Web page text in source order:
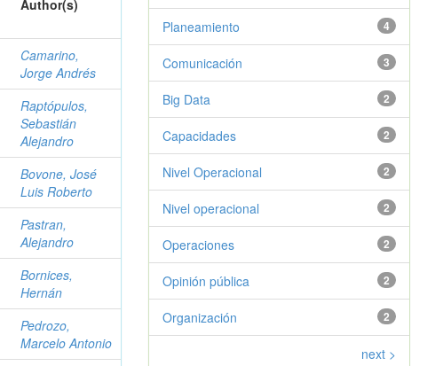
Author(s)
Camarino,
Jorge Andrés
Raptópulos,
Sebastián
Alejandro
Bovone, José
Luis Roberto
Pastran,
Alejandro
Bornices,
Hernán
Pedrozo,
Marcelo Antonio
4
Planeamiento
3
Comunicación
2
Big Data
2
Capacidades
2
Nivel Operacional
2
Nivel operacional
2
Operaciones
2
Opinión pública
2
Organización
next >